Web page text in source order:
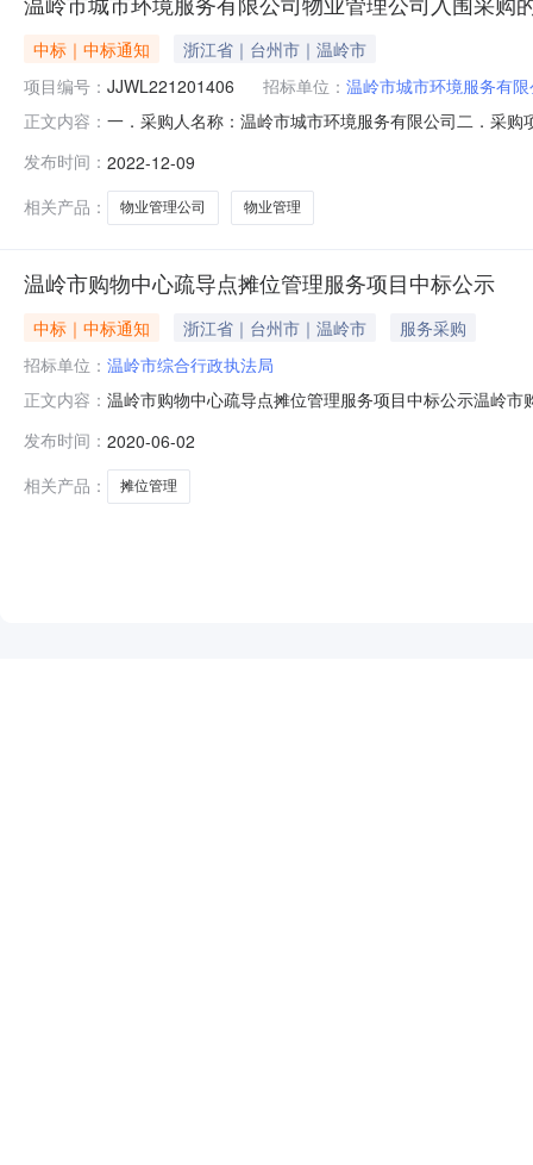
中标｜中标通知
浙江省｜台州市｜温岭市
项目编号： JJWL221201406 招标单位： 温岭市城市环境服务有
正文内容： 一．采购人名称：温岭市城市环境服务有限公司二．采
有限公司业务发展需要，现通过公开招标方式选择信誉
项服务。详见第三章
发布时间： 2022-12-09
相关产品：
物业管理公司 物业管理
温岭市购物中心疏导点摊位管理服务项目中标公示
中标｜中标通知 浙江省｜台州市｜温岭市
服务采购
招标单位： 温岭市综合行政执法局
正文内容： 温岭市购物中心疏导点摊位管理服务项目中标公示温岭
提交投诉书。一、项目名称：温岭市购物中心疏导点摊
员数量（人）工期得分1浙江大源物业管理服务
发布时间： 2020-06-02
相关产品：
摊位管理